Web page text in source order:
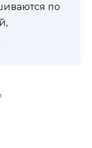
по